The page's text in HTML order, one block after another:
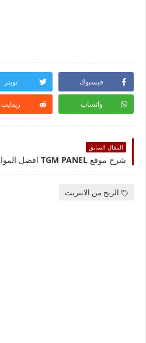
فيسبوك تويتر
واتساب ريدايت
المقال السابق
الربح من الانترنت